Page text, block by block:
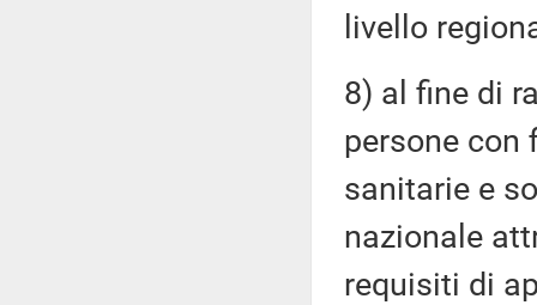
livello
8) al fine di
persone con
sanitarie e
nazionale
requisiti di